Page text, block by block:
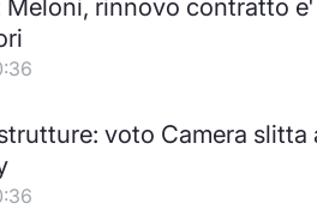
Meloni, rinnovo contratto
voto Camera slitta